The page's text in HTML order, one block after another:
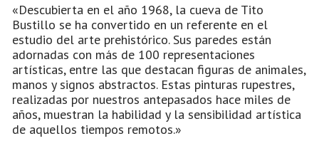
«Descubierta en el año 1968, la cueva de Tito
Bustillo se ha convertido en un referente en el
estudio del arte prehistórico. Sus paredes están
adornadas con más de 100 representaciones
artísticas, entre las que destacan figuras de animales,
manos y signos abstractos. Estas pinturas rupestres,
realizadas por nuestros antepasados hace miles de
años, muestran la habilidad y la sensibilidad artística
de aquellos tiempos remotos.»